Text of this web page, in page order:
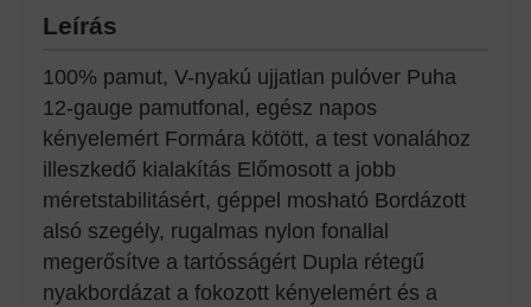
Leírás
100% pamut, V-nyakú ujjatlan pulóver Puha
12-gauge pamutfonal, egész napos
kényelemért Formára kötött, a test vonalához
illeszkedő kialakítás Előmosott a jobb
méretstabilitásért, géppel mosható Bordázott
alsó szegély, rugalmas nylon fonallal
megerősítve a tartósságért Dupla rétegű
nyakbordázat a fokozott kényelemért és a